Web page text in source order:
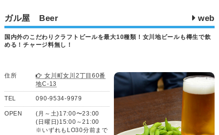
ガル屋 Beer web
国内外のこだわりクラフトビールを最大10種類！女川地ビールも樽生で飲
める！チャージ料無し！
住所
女川町女川2丁目60番
地C-13
TEL 090-9534-9979
OPEN
(月～土)17:00〜23:00
(日曜日)15:00～21:00
※いずれもLO30分前まで